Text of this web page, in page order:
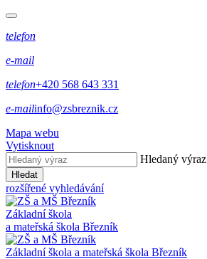
telefon
e-mail
telefon+420 568 643 331
e-mailinfo@zsbreznik.cz
Mapa webu
Vytisknout
Hledaný výraz
Hledat
rozšířené vyhledávání
Základní škola
a mateřská škola Březník
Základní škola a mateřská škola Březník